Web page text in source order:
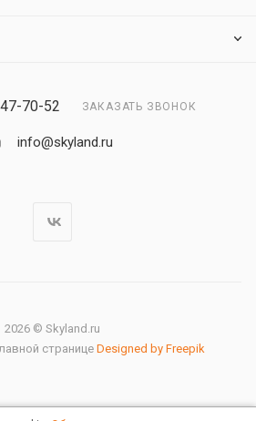
70-52 ЗАКАЗАТЬ ЗВОНОК
info@skyland.ru
2026 © Skyland.ru
странице Designed by Freepik